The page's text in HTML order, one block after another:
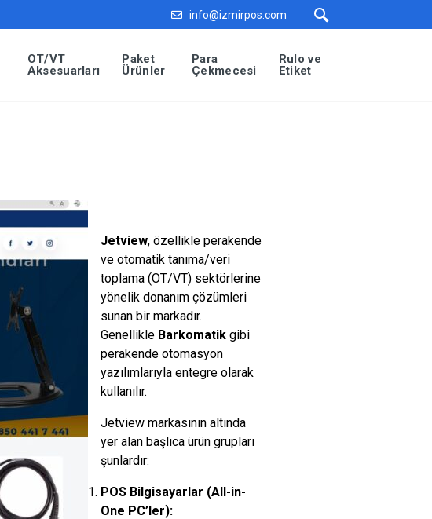
info@izmirpos.com
OT/VT
Aksesuarları
Paket
Ürünler
Para
Çekmecesi
Rulo ve
Etiket
Jetview, özellikle perakende
ve otomatik tanıma/veri
toplama (OT/VT) sektörlerine
yönelik donanım çözümleri
sunan bir markadır.
Genellikle Barkomatik gibi
perakende otomasyon
yazılımlarıyla entegre olarak
kullanılır.
Jetview markasının altında
yer alan başlıca ürün grupları
şunlardır:
POS Bilgisayarlar (All-in-
One PC’ler):